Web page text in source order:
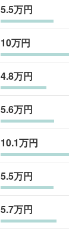
5.5万円
10万円
4.8万円
5.6万円
10.1万円
5.5万円
5.7万円